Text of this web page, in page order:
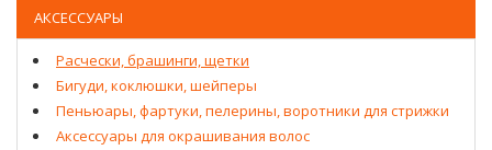
АКСЕССУАРЫ
Расчески, брашинги, щетки
Бигуди, коклюшки, шейперы
Пеньюары, фартуки, пелерины, воротники для стрижки
Аксессуары для окрашивания волос